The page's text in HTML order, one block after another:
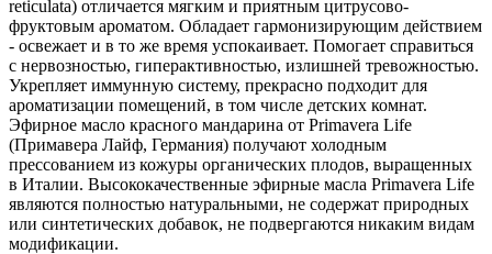
reticulata) отличается мягким и приятным цитрусово-
фруктовым ароматом. Обладает гармонизирующим действием
- освежает и в то же время успокаивает. Помогает справиться
с нервозностью, гиперактивностью, излишней тревожностью.
Укрепляет иммунную систему, прекрасно подходит для
ароматизации помещений, в том числе детских комнат.
Эфирное масло красного мандарина от Primavera Life
(Примавера Лайф, Германия) получают холодным
прессованием из кожуры органических плодов, выращенных
в Италии. Высококачественные эфирные масла Primavera Life
являются полностью натуральными, не содержат природных
или синтетических добавок, не подвергаются никаким видам
модификации.